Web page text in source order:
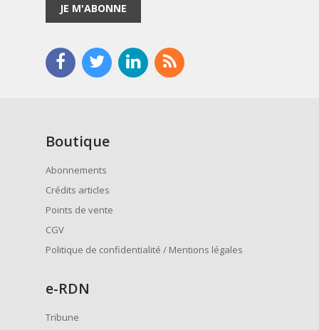
JE M'ABONNE
Boutique
Abonnements
Crédits articles
Points de vente
CGV
Politique de confidentialité / Mentions légales
e-RDN
Tribune